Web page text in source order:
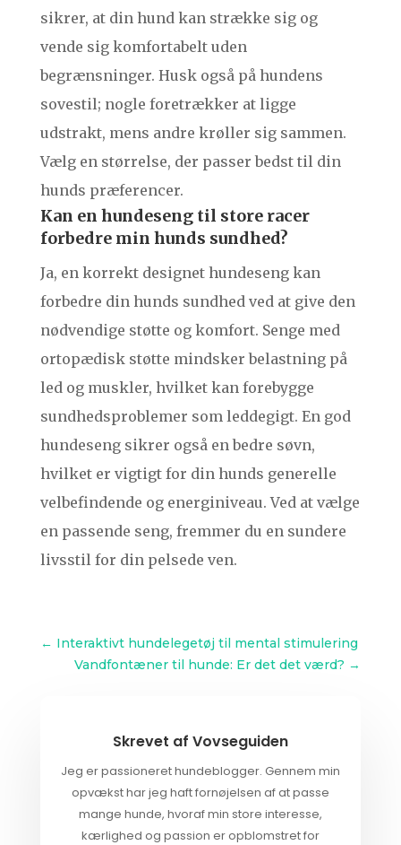
sikrer, at din hund kan strække sig og
vende sig komfortabelt uden
begrænsninger. Husk også på hundens
sovestil; nogle foretrækker at ligge
udstrakt, mens andre krøller sig sammen.
Vælg en størrelse, der passer bedst til din
hunds præferencer.
Kan en hundeseng til store racer
forbedre min hunds sundhed?
Ja, en korrekt designet hundeseng kan
forbedre din hunds sundhed ved at give den
nødvendige støtte og komfort. Senge med
ortopædisk støtte mindsker belastning på
led og muskler, hvilket kan forebygge
sundhedsproblemer som leddegigt. En god
hundeseng sikrer også en bedre søvn,
hvilket er vigtigt for din hunds generelle
velbefindende og energiniveau. Ved at vælge
en passende seng, fremmer du en sundere
livsstil for din pelsede ven.
← Interaktivt hundelegetøj til mental stimulering
Vandfontæner til hunde: Er det det værd? →
Skrevet af Vovseguiden
Jeg er passioneret hundeblogger. Gennem min
opvækst har jeg haft fornøjelsen af at passe
mange hunde, hvoraf min store interesse,
kærlighed og passion er opblomstret for